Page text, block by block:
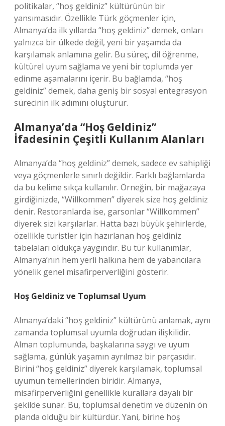
politikalar, “hoş geldiniz” kültürünün bir
yansımasıdır. Özellikle Türk göçmenler için,
Almanya’da ilk yıllarda “hoş geldiniz” demek, onları
yalnızca bir ülkede değil, yeni bir yaşamda da
karşılamak anlamına gelir. Bu süreç, dil öğrenme,
kültürel uyum sağlama ve yeni bir toplumda yer
edinme aşamalarını içerir. Bu bağlamda, “hoş
geldiniz” demek, daha geniş bir sosyal entegrasyon
sürecinin ilk adımını oluşturur.
Almanya’da “Hoş Geldiniz”
İfadesinin Çeşitli Kullanım Alanları
Almanya’da “hoş geldiniz” demek, sadece ev sahipliği
veya göçmenlerle sınırlı değildir. Farklı bağlamlarda
da bu kelime sıkça kullanılır. Örneğin, bir mağazaya
girdiğinizde, “Willkommen” diyerek size hoş geldiniz
denir. Restoranlarda ise, garsonlar “Willkommen”
diyerek sizi karşılarlar. Hatta bazı büyük şehirlerde,
özellikle turistler için hazırlanan hoş geldiniz
tabelaları oldukça yaygındır. Bu tür kullanımlar,
Almanya’nın hem yerli halkına hem de yabancılara
yönelik genel misafirperverliğini gösterir.
Hoş Geldiniz ve Toplumsal Uyum
Almanya’daki “hoş geldiniz” kültürünü anlamak, aynı
zamanda toplumsal uyumla doğrudan ilişkilidir.
Alman toplumunda, başkalarına saygı ve uyum
sağlama, günlük yaşamın ayrılmaz bir parçasıdır.
Birini “hoş geldiniz” diyerek karşılamak, toplumsal
uyumun temellerinden biridir. Almanya,
misafirperverliğini genellikle kurallara dayalı bir
şekilde sunar. Bu, toplumsal denetim ve düzenin ön
planda olduğu bir kültürdür. Yani, birine hoş